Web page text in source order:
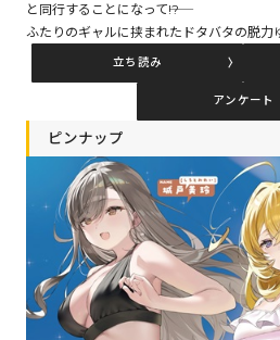
と同行することになって――!?
ふたりのギャルに挟まれたドタバタの脱力
立ち読み
アンケート
ピンナップ